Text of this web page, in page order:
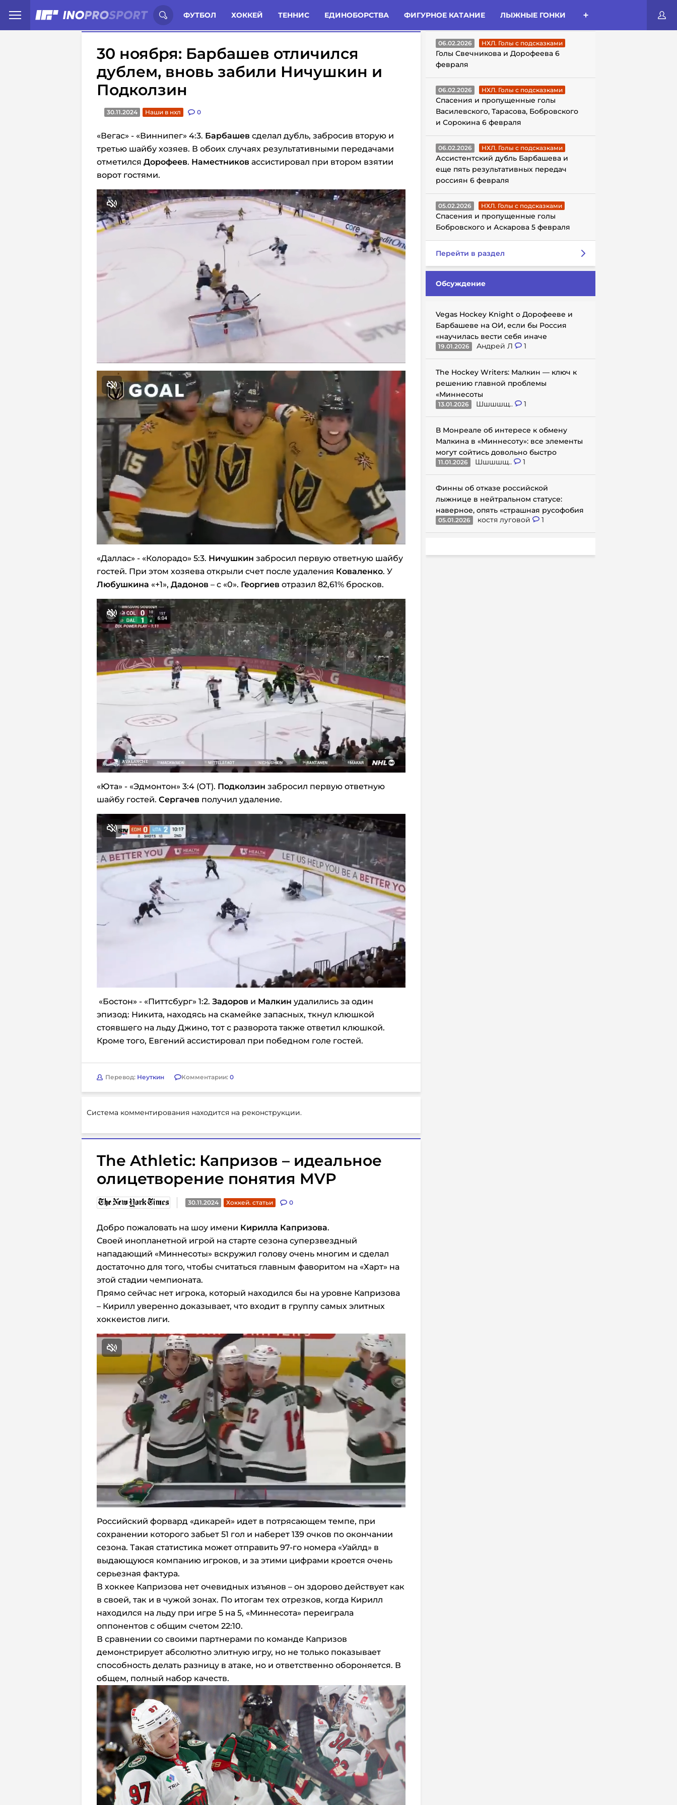
ФУТБОЛ ХОККЕЙ ТЕННИС ЕДИНОБОРСТВА ФИГУРНОЕ КАТАНИЕ ЛЫЖНЫЕ ГОНКИ
Иностранцы о спорте России: Статьи Комменты Новости
30 ноября: Барбашев отличился
дублем, вновь забили Ничушкин и
Подколзин
30.11.2024 Наши в нхл 0
«Вегас» - «Виннипег» 4:3. Барбашев сделал дубль, забросив вторую и
третью шайбу хозяев. В обоих случаях результативными передачами
отметился Дорофеев. Наместников ассистировал при втором взятии
ворот гостями.
«Даллас» - «Колорадо» 5:3. Ничушкин забросил первую ответную шайбу
гостей. При этом хозяева открыли счет после удаления Коваленко. У
Любушкина «+1», Дадонов – с «0». Георгиев отразил 82,61% бросков.
«Юта» - «Эдмонтон» 3:4 (ОТ). Подколзин забросил первую ответную
шайбу гостей. Сергачев получил удаление.
«Бостон» - «Питтсбург» 1:2. Задоров и Малкин удалились за один
эпизод: Никита, находясь на скамейке запасных, ткнул клюшкой
стоявшего на льду Джино, тот с разворота также ответил клюшкой.
Кроме того, Евгений ассистировал при победном голе гостей.
Перевод: Неуткин Комментарии: 0
Система комментирования находится на реконструкции.
The Athletic: Капризов – идеальное
олицетворение понятия MVP
30.11.2024 Хоккей. статьи 0
Добро пожаловать на шоу имени Кирилла Капризова.
Своей инопланетной игрой на старте сезона суперзвездный
нападающий «Миннесоты» вскружил голову очень многим и сделал
достаточно для того, чтобы считаться главным фаворитом на «Харт» на
этой стадии чемпионата.
Прямо сейчас нет игрока, который находился бы на уровне Капризова
– Кирилл уверенно доказывает, что входит в группу самых элитных
хоккеистов лиги.
Российский форвард «дикарей» идет в потрясающем темпе, при
сохранении которого забьет 51 гол и наберет 139 очков по окончании
сезона. Такая статистика может отправить 97-го номера «Уайлд» в
выдающуюся компанию игроков, и за этими цифрами кроется очень
серьезная фактура.
В хоккее Капризова нет очевидных изъянов – он здорово действует как
в своей, так и в чужой зонах. По итогам тех отрезков, когда Кирилл
находился на льду при игре 5 на 5, «Миннесота» переиграла
оппонентов с общим счетом 22:10.
В сравнении со своими партнерами по команде Капризов
демонстрирует абсолютно элитную игру, но не только показывает
способность делать разницу в атаке, но и ответственно обороняется. В
общем, полный набор качеств.
ГОЛЫ С ПОДСКАЗКАМИ
06.02.2026 НХЛ. Голы с подсказками
Голы Свечникова и Дорофеева 6
февраля
06.02.2026 НХЛ. Голы с подсказками
Спасения и пропущенные голы
Василевского, Тарасова, Бобровского
и Сорокина 6 февраля
06.02.2026 НХЛ. Голы с подсказками
Ассистентский дубль Барбашева и
еще пять результативных передач
россиян 6 февраля
05.02.2026 НХЛ. Голы с подсказками
Спасения и пропущенные голы
Бобровского и Аскарова 5 февраля
Перейти в раздел
Обсуждение
Vegas Hockey Knight о Дорофееве и
Барбашеве на ОИ, если бы Россия
«научилась вести себя иначе
19.01.2026 Андрей Л 1
The Hockey Writers: Малкин — ключ к
решению главной проблемы
«Миннесоты
13.01.2026 Шшшшщ.. 1
В Монреале об интересе к обмену
Малкина в «Миннесоту»: все элементы
могут сойтись довольно быстро
11.01.2026 Шшшшщ.. 1
Финны об отказе российской
лыжнице в нейтральном статусе:
наверное, опять «страшная русофобия
05.01.2026 костя луговой 1